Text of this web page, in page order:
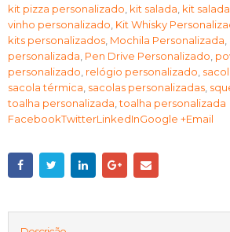
kit pizza personalizado kit salada kit
vinho personalizado Kit Whisky
kits personalizados Mochila Personalizada
personalizada Pen Drive Personalizado
personalizado relógio personalizado
sacola térmica sacolas personalizadas
toalha personalizada ,toalha personalizada
FacebookTwitterLinkedInGoogle +Email